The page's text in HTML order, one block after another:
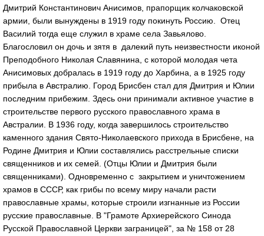
Дмитрий Константинович Анисимов, прапорщик колчаковской
армии, были вынуждены в 1919 году покинуть Россию. Отец
Василий тогда еще служил в храме села Завьялово.
Благословил он дочь и зятя в далекий путь неизвестности иконой
Преподобного Николая Славянина, с которой молодая чета
Анисимовых добралась в 1919 году до Харбина, а в 1925 году
прибыла в Австралию. Город Брисбен стал для Дмитрия и Юлии
последним прибежим. Здесь они принимали активное участие в
строительстве первого русского православного храма в
Австралии. В 1936 году, когда завершилось строительство
каменного здания Свято-Николаевского прихода в Брисбене, на
Родине Дмитрия и Юлии составлялись расстрельные списки
священников и их семей. (Отцы Юлии и Дмитрия были
священниками). Одновременно с закрытием и уничтожением
храмов в СССР, как грибы по всему миру начали расти
православные храмы, которые строили изгнанные из России
русские православные. В "Грамоте Архиерейского Синода
Русской Православной Церкви заграницей", за № 158 от 28